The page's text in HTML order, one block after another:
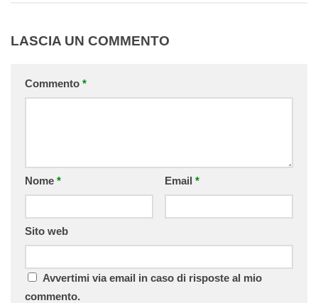
LASCIA UN COMMENTO
Commento *
Nome * Email *
Sito web
Avvertimi via email in caso di risposte al mio
commento.